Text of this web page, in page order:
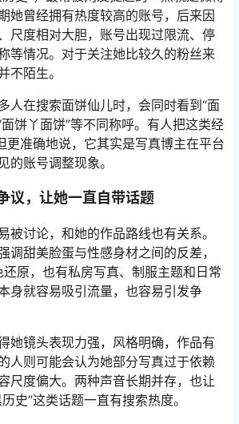
她曾经拥有热度较高的账号，后来因
尺度相对大胆，账号出现过限流、停
等情况。对于关注她比较久的粉丝来
不陌生。
人在搜索面饼仙儿时，会同时看到“面
饼丫面饼”等不同称呼。有人把这类经
更准确地说，它其实是写真博主在平台
的账号调整现象。
议，让她一直自带话题
被讨论，和她的作品路线也有关系。
调甜美脸蛋与性感身材之间的反差，
原，也有私房写真、制服主题和日常
身就容易吸引流量，也容易引发争
她镜头表现力强，风格明确，作品有
人则可能会认为她部分写真过于依赖
尺度偏大。两种声音长期并存，也让
史”这类话题一直有搜索热度。